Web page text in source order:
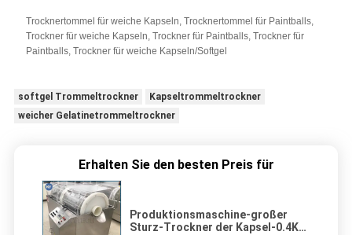
Trocknertommel für weiche Kapseln, Trocknertommel für Paintballs,
Trockner für weiche Kapseln, Trockner für Paintballs, Trockner für
Paintballs, Trockner für weiche Kapseln/Softgel
softgel Trommeltrockner
Kapseltrommeltrockner
weicher Gelatinetrommeltrockner
Erhalten Sie den besten Preis für
Produktionsmaschine-großer
Sturz-Trockner der Kapsel-0.4KW